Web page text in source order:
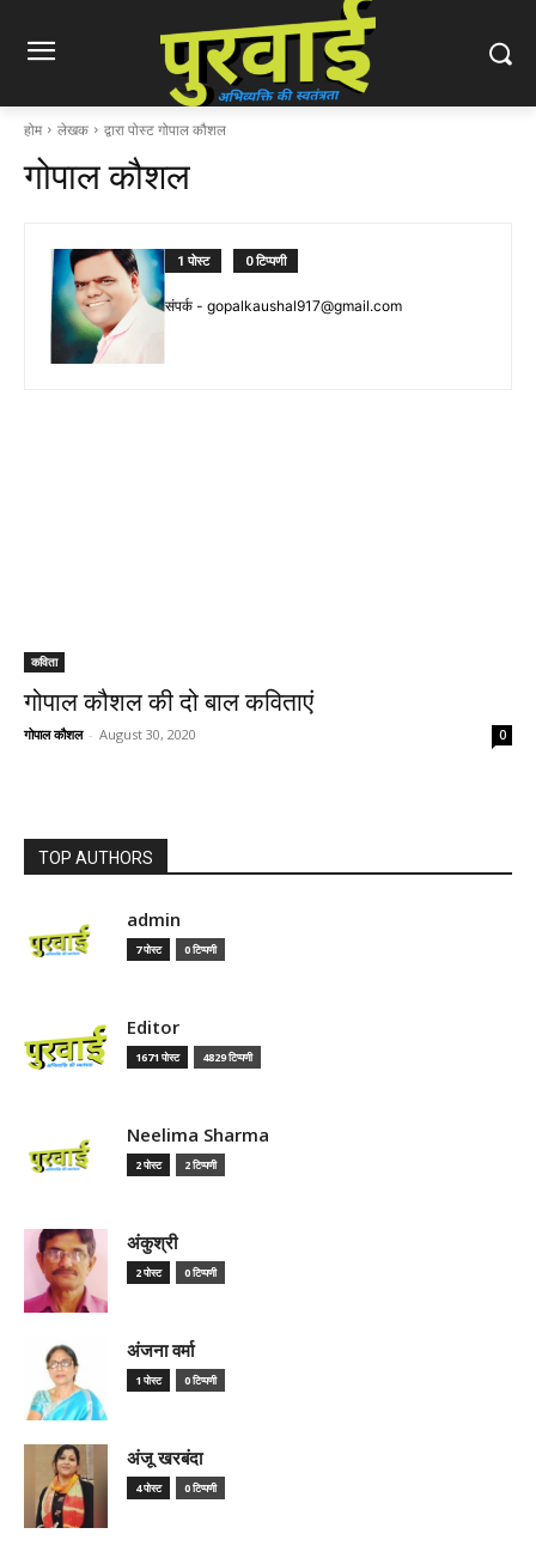
होम लेखक द्वारा पोस्ट गोपाल कौशल
गोपाल कौशल
1 पोस्ट 0 टिप्पणी
संपर्क - gopalkaushal917@gmail.com
कविता
गोपाल कौशल की दो बाल कविताएं
गोपाल कौशल - August 30, 2020 0
TOP AUTHORS
admin
7 पोस्ट 0 टिप्पणी
Editor
1671 पोस्ट 4829 टिप्पणी
Neelima Sharma
2 पोस्ट 2 टिप्पणी
अंकुश्री
2 पोस्ट 0 टिप्पणी
अंजना वर्मा
1 पोस्ट 0 टिप्पणी
अंजू खरबंदा
4 पोस्ट 0 टिप्पणी